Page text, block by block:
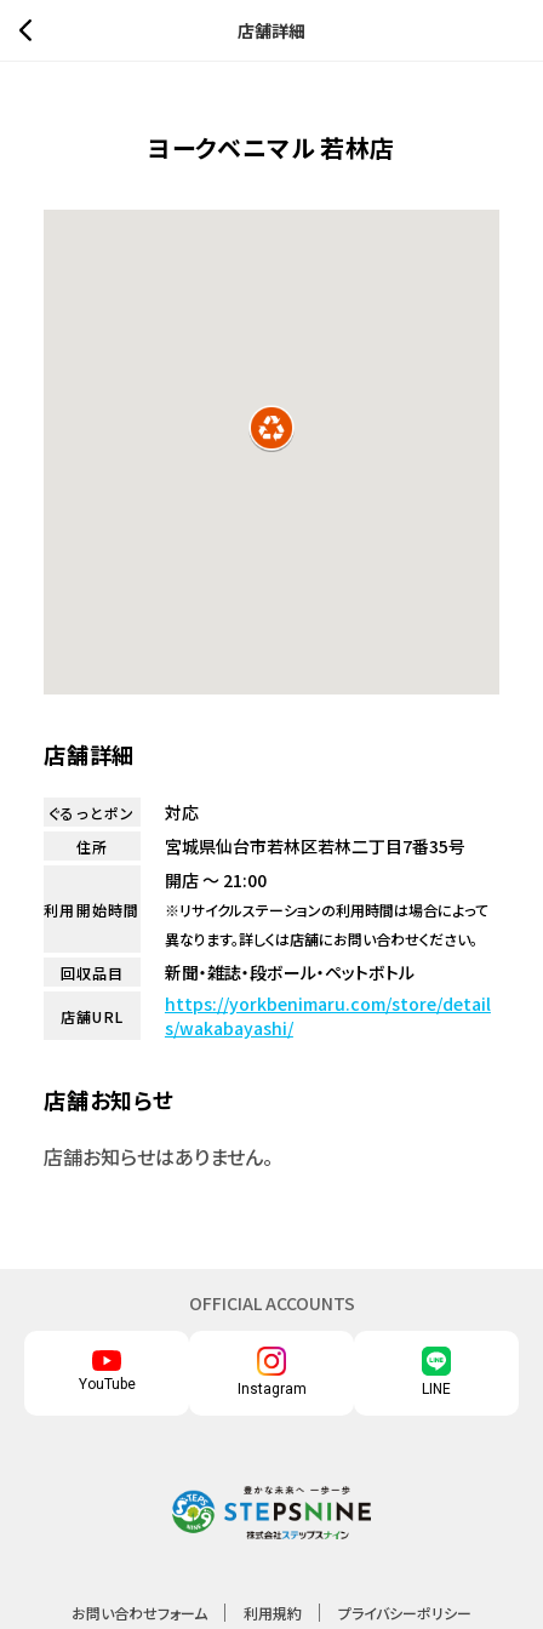
店舗詳細
ヨークベニマル 若林店
店舗詳細
ぐるっとポン 対応
住所 宮城県仙台市若林区若林二丁目7番35号
利用開始時間
開店 ～ 21:00
※リサイクルステーションの利用時間は場合によって
異なります。詳しくは店舗にお問い合わせください。
回収品目
新聞・雑誌・段ボール・ペットボトル
店舗URL
https://yorkbenimaru.com/store/detail
s/wakabayashi/
店舗お知らせ
店舗お知らせはありません。
OFFICIAL ACCOUNTS
YouTube Instagram LINE
お問い合わせフォーム 利用規約 プライバシーポリシー